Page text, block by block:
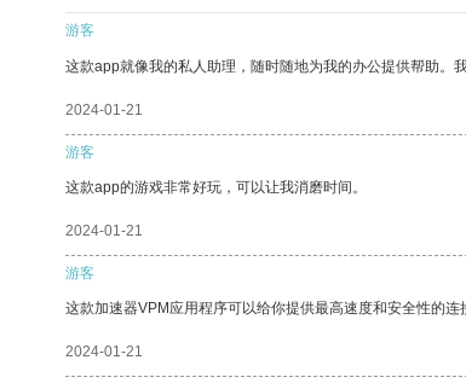
游客
这款app就像我的私人助理，随时随地为我的办公提供帮助。
2024-01-21
游客
这款app的游戏非常好玩，可以让我消磨时间。
2024-01-21
游客
这款加速器VPM应用程序可以给你提供最高速度和安全性的连
2024-01-21